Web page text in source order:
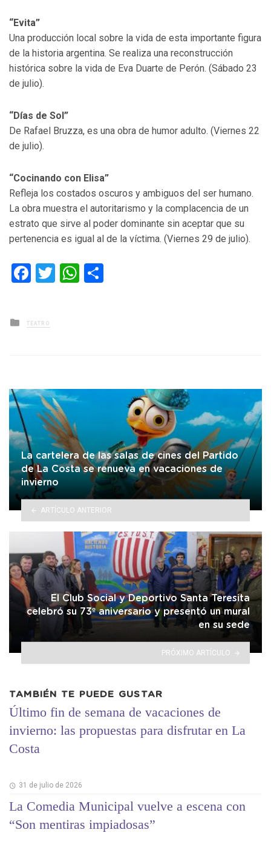
“Evita”
Una producción local sobre la vida de esta importante figura
de la historia argentina. Se realiza una reconstrucción
histórica sobre la vida de Eva Duarte de Perón. (Sábado 23
de julio).
“Días de Sol”
De Rafael Bruzza, es una obra de humor adulto. (Viernes 22
de julio).
“Cocinando con Elisa”
Refleja los costados oscuros y ambiguos del ser humano.
La obra muestra el autoritarismo y la complacencia de un
estrato que sirve al poder dominante sin aceptar que su
pertenencia es igual al de la víctima. (Viernes 29 de julio).
Facebook
TwitterWhatsApp
Posted
in
TEATRO
La cartelera de las salas de cines del Partido
de La Costa se renueva en vacaciones de
invierno
ARTÍCULO ANTERIOR
El Club Social y Deportivo Santa Teresita
celebró su 73º aniversario y presentó un mural
en su sede
PRÓXIMO ARTÍCULO
TAMBIÉN TE PUEDE GUSTAR
Último fin de semana de vacaciones de
invierno: las propuestas para disfrutar en La
Costa
31 de julio de 2026
La Comedia Municipal vuelve a escena con
“Son mentiras impiadosas”